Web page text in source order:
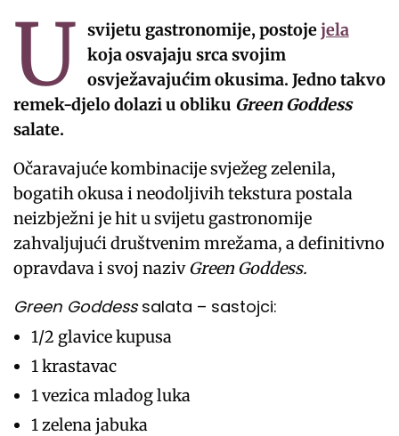
U svijetu gastronomije, postojejela
koja osvajaju srca svojim
osvježavajućim okusima. Jedno takvo
remek-djelo dolazi u obliku Green Goddess
salate.
Očaravajuće kombinacije svježeg zelenila,
bogatih okusa i neodoljivih tekstura postala
neizbježni je hit u svijetu gastronomije
zahvaljujući društvenim mrežama, a definitivno
opravdava i svoj nazivGreen Goddess.
Green Goddesssalata – sastojci:
1/2 glavice kupusa
1 krastavac
1 vezica mladog luka
1 zelena jabuka